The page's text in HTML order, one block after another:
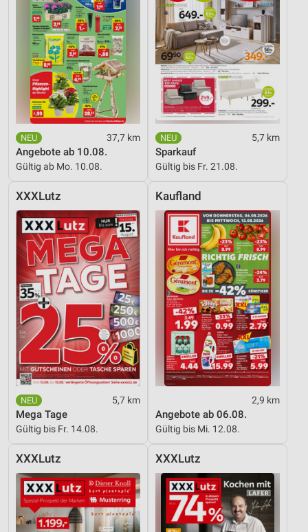
37,7 km
Angebote ab 10.08.
Gültig ab Mo. 10.08.
5,7 km
Sparkauf
Gültig bis Fr. 21.08.
XXXLutz
5,7 km
Mega Tage
Gültig bis Fr. 14.08.
Kaufland
2,9 km
Angebote ab 06.08.
Gültig bis Mi. 12.08.
XXXLutz XXXLutz
Erstellung von Profilen zur Personalisierung
von Inhalten
Verwendung von Profilen zur Auswahl
personalisierter Inhalte
Messung der Werbeleistung
Messung der Performance von Inhalten
Analyse von Zielgruppen durch Statistiken oder
Kombinationen von Daten aus verschiedenen
Quellen
Entwicklung und Verbesserung der Angebote
Verwendung reduzierter Daten zur Auswahl von
Inhalten
IAB-Besonderheiten:
Verwendung genauer Standortdaten
Geräte anhand von aktiv angeforderten
Informationen identifizieren
Nicht-IAB-Verarbeitungszwecke:
Notwendig
Performance
Funktional
Werbung